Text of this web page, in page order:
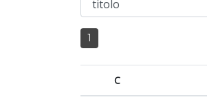
1
C